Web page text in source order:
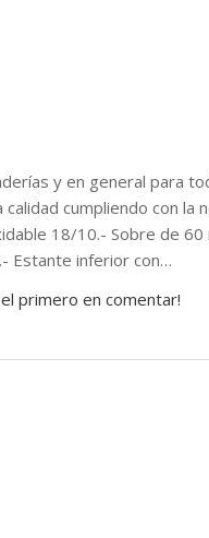
y en general para
cumpliendo con la
18/10.- Sobre de
Estante inferior con…
el primero en comentar!